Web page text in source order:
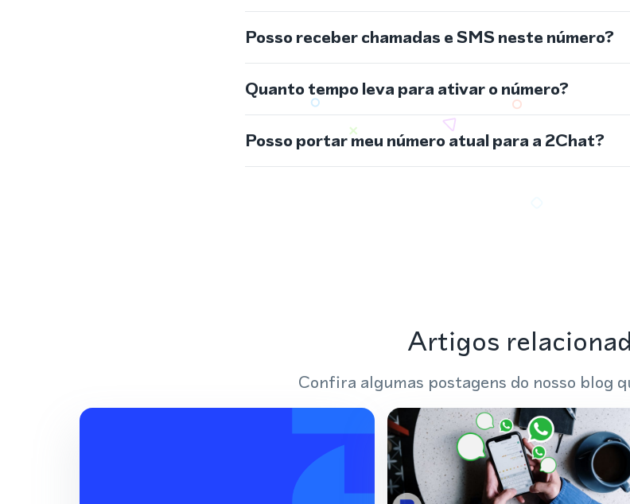
Posso receber chamadas e SMS neste número?
Quanto tempo leva para ativar o número?
Posso portar meu número atual para a 2Chat?
Artigos
Confira algumas postagens do nosso blog